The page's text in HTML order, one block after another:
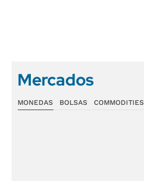
Mercados
MONEDAS BOLSAS COMMODITIES